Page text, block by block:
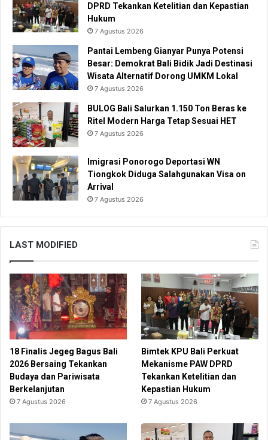
DPRD Tekankan Ketelitian dan Kepastian
Hukum
7 Agustus 2026
Pantai Lembeng Gianyar Punya Potensi
Besar: Demokrat Bali Bidik Jadi Destinasi
Wisata Alternatif Dorong UMKM Lokal
7 Agustus 2026
BULOG Bali Salurkan 1.150 Ton Beras ke
Ritel Modern Harga Tetap Sesuai HET
7 Agustus 2026
Imigrasi Ponorogo Deportasi WN
Tiongkok Diduga Salahgunakan Visa on
Arrival
7 Agustus 2026
LAST MODIFIED
18 Finalis Jegeg Bagus Bali
2026 Bersaing Tekankan
Budaya dan Pariwisata
Berkelanjutan
7 Agustus 2026
Bimtek KPU Bali Perkuat
Mekanisme PAW DPRD
Tekankan Ketelitian dan
Kepastian Hukum
7 Agustus 2026